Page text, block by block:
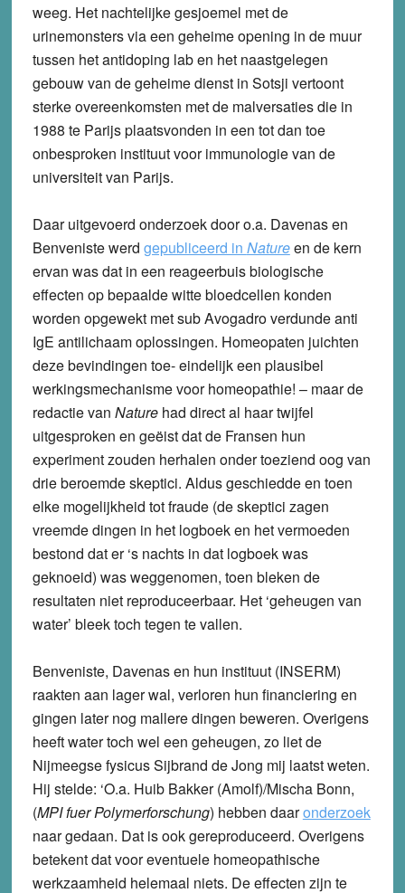
weeg. Het nachtelijke gesjoemel met de
urinemonsters via een geheime opening in de muur
tussen het antidoping lab en het naastgelegen
gebouw van de geheime dienst in Sotsji vertoont
sterke overeenkomsten met de malversaties die in
1988 te Parijs plaatsvonden in een tot dan toe
onbesproken instituut voor immunologie van de
universiteit van Parijs.
Daar uitgevoerd onderzoek door o.a. Davenas en
Benveniste werd gepubliceerd in Natureen de kern
ervan was dat in een reageerbuis biologische
effecten op bepaalde witte bloedcellen konden
worden opgewekt met sub Avogadro verdunde anti
IgE antilichaam oplossingen. Homeopaten juichten
deze bevindingen toe- eindelijk een plausibel
werkingsmechanisme voor homeopathie! – maar de
redactie van Naturehad direct al haar twijfel
uitgesproken en geëist dat de Fransen hun
experiment zouden herhalen onder toeziend oog van
drie beroemde skeptici. Aldus geschiedde en toen
elke mogelijkheid tot fraude (de skeptici zagen
vreemde dingen in het logboek en het vermoeden
bestond dat er ‘s nachts in dat logboek was
geknoeid) was weggenomen, toen bleken de
resultaten niet reproduceerbaar. Het ‘geheugen van
water’ bleek toch tegen te vallen.
Benveniste, Davenas en hun instituut (INSERM)
raakten aan lager wal, verloren hun financiering en
gingen later nog mallere dingen beweren. Overigens
heeft water toch wel een geheugen, zo liet de
Nijmeegse fysicus Sijbrand de Jong mij laatst weten.
Hij stelde: ‘O.a. Huib Bakker (Amolf)/Mischa Bonn,
(MPI fuer Polymerforschung) hebben daaronderzoek
naar gedaan. Dat is ook gereproduceerd. Overigens
betekent dat voor eventuele homeopathische
werkzaamheid helemaal niets. De effecten zijn te